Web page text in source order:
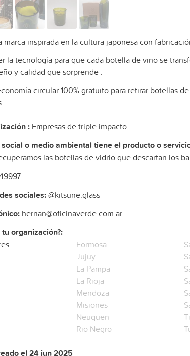
marca inspirada en la cultura japonesa con
la tecnología para que cada botella de vino se
y calidad que sorprende .
circular 100% gratuito para retirar botellas
: Empresas de triple impacto
o medio ambiental tiene el producto o
las botellas de vidrio que descartan los
sociales:@kitsune.glass
hernan@oficinaverde.com.ar
organización?:
Formosa
Jujuy
La Pampa
La Rioja
Mendoza
Misiones
Neuquen
Rio Negro
el 24 jun 2025